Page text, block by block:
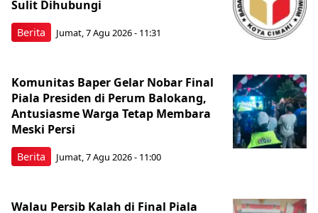
Berita
Sulit Dihubungi
Jumat, 7 Agu 2026 - 11:31
Berita
Komunitas Baper Gelar Nobar Final
Piala Presiden di Perum Balokang,
Antusiasme Warga Tetap Membara
Meski Persi
Jumat, 7 Agu 2026 - 11:00
Walau Persib Kalah di Final Piala